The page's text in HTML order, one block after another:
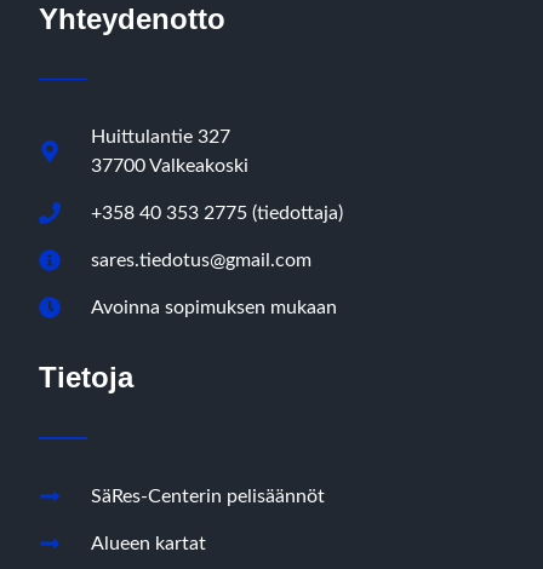
Yhteydenotto
Huittulantie 327
37700 Valkeakoski
+358 40 353 2775 (tiedottaja)
sares.tiedotus@gmail.com
Avoinna sopimuksen mukaan
Tietoja
SäRes-Centerin pelisäännöt
Alueen kartat